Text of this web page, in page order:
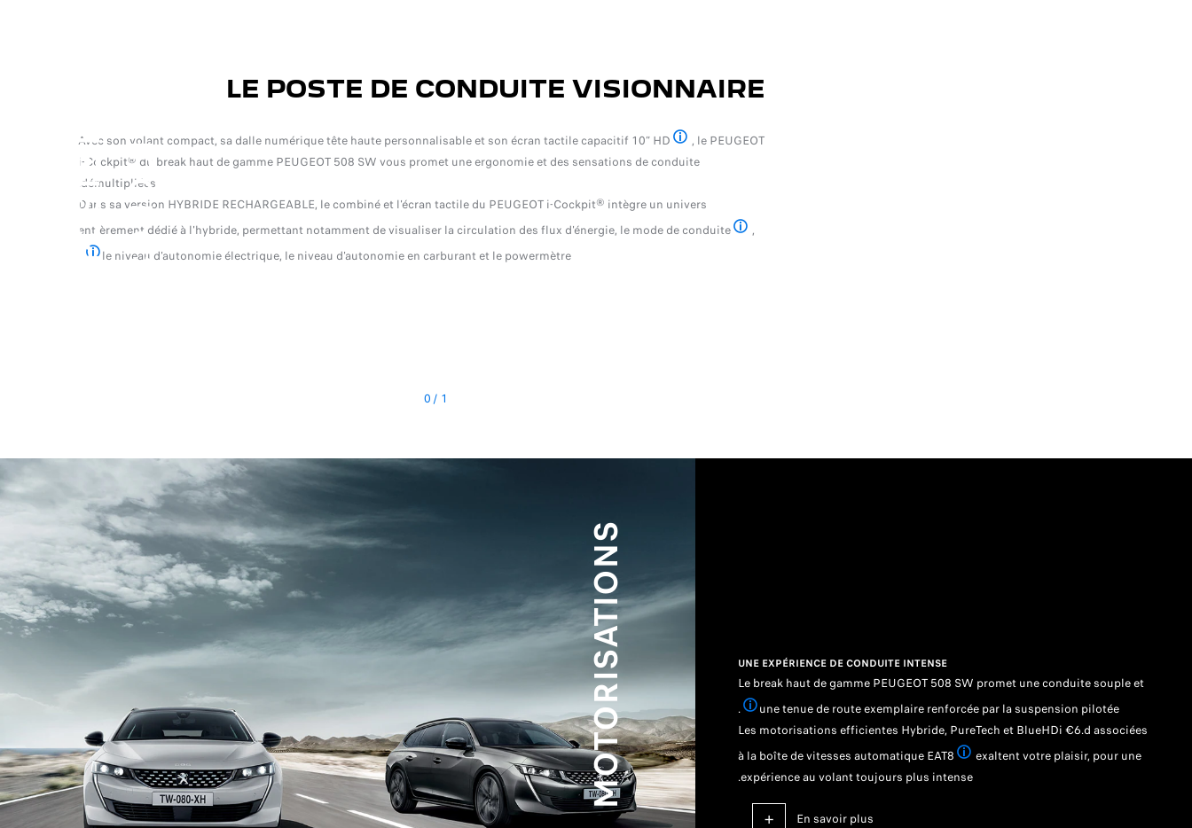
P
O
S
T
E
D
E
C
O
N
D
U
I
TE
LE POSTE DE CONDUITE VISIONNAIRE
Avec son volant compact, sa dalle numérique tête haute personnalisable et son écran tactile capacitif 10” HD
De série ou indisponible selon les versions
, le PEUGEOT
i-Cockpit® du break haut de gamme PEUGEOT 508 SW vous promet une ergonomie et des sensations de conduite
démultipliées.
Dans sa version HYBRIDE RECHARGEABLE, le combiné et l'écran tactile du PEUGEOT i-Cockpit® intègre un univers
entièrement dédié à l'hybride, permettant notamment de visualiser la circulation des flux d'énergie, le mode de conduite
Le mode Confort est possible uniquement avec l'amortissement piloté (AMVAR). De série, en option ou indisponible selon les versions
,
le niveau d'autonomie électrique, le niveau d'autonomie en carburant et le powermètre
1
/
0
MOTORISATIONS UNE EXPÉRIENCE DE CONDUITE INTENSE
Le break haut de gamme PEUGEOT 508 SW promet une conduite souple et
une tenue de route exemplaire renforcée par la suspension pilotée
de conduite en pilotant l'amortissement selon 3 modes : normal, confort ou sport. De série, en option ou indisponible selon les versions.
.
Les motorisations efficientes Hybride, PureTech et BlueHDi €6.d associées
à la boîte de vitesses automatique EAT8
Selon version et motorisation
exaltent votre plaisir, pour une
expérience au volant toujours plus intense.
en savoir plus